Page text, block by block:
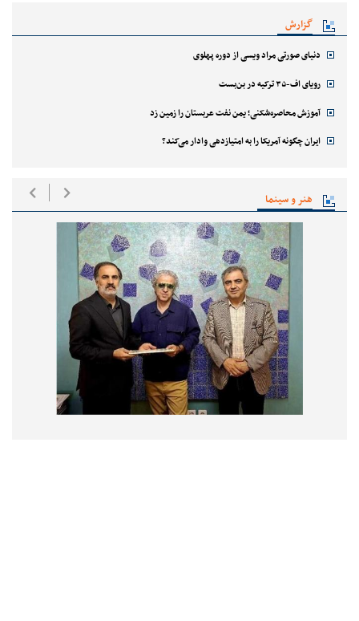
گزارش
دنیای صورتی مراد ویسی از دوره پهلوی
رویای اف-۳۵ ترکیه در بن‌بست
آموزش محاصره‌شکنی؛ یمن نفت عربستان را زمین زد
ایران چگونه آمریکا را به امتیازدهی وادار می‌کند؟
هنر و سینما